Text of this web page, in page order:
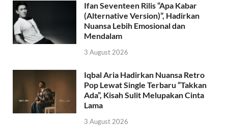
Ifan Seventeen Rilis “Apa Kabar
(Alternative Version)”, Hadirkan
Nuansa Lebih Emosional dan
Mendalam
3 August 2026
Iqbal Aria Hadirkan Nuansa Retro
Pop Lewat Single Terbaru “Takkan
Ada”, Kisah Sulit Melupakan Cinta
Lama
3 August 2026